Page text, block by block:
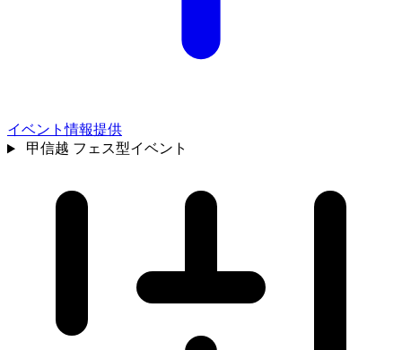
イベント情報提供
甲信越 フェス型イベント